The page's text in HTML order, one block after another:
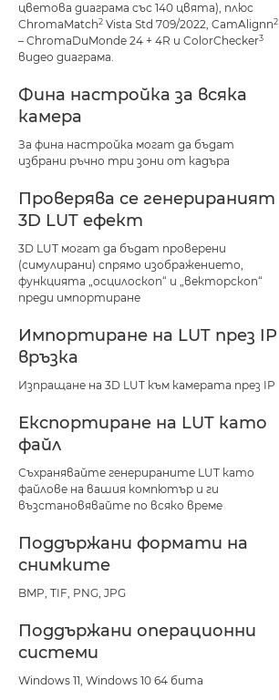
цветова диаграма със 140 цвята), плюс
ChromaMatch2 Vista Std 709/2022, CamAlignn2
– ChromaDuMonde 24 + 4R и ColorChecker3
видео диаграма.
Фина настройка за всяка
камера
За фина настройка могат да бъдат
избрани ръчно три зони от кадъра
Проверява се генерираният
3D LUT ефект
3D LUT могат да бъдат проверени
(симулирани) спрямо изображението,
функцията „осцилоскоп“ и „векторскоп“
преди импортиране
Импортиране на LUT през IP
връзка
Изпращане на 3D LUT към камерата през IP
Експортиране на LUT като
файл
Съхранявайте генерираните LUT като
файлове на вашия компютър и ги
възстановявайте по всяко време
Поддържани формати на
снимките
BMP, TIF, PNG, JPG
Поддържани операционни
системи
Windows 11, Windows 10 64 бита